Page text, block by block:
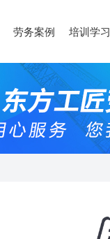
劳务案例 培训学习